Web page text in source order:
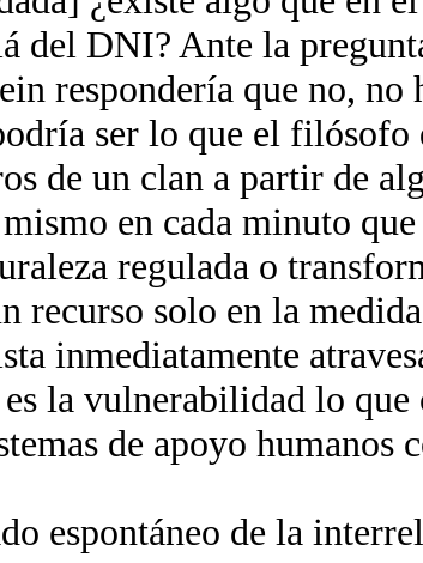
del DNI? Ante la
respondería que no, no
ser lo que el
de un clan a partir de
en cada minuto
regulada o
recurso solo en la
inmediatamente
la vulnerabilidad lo que
de apoyo humanos
espontáneo de la